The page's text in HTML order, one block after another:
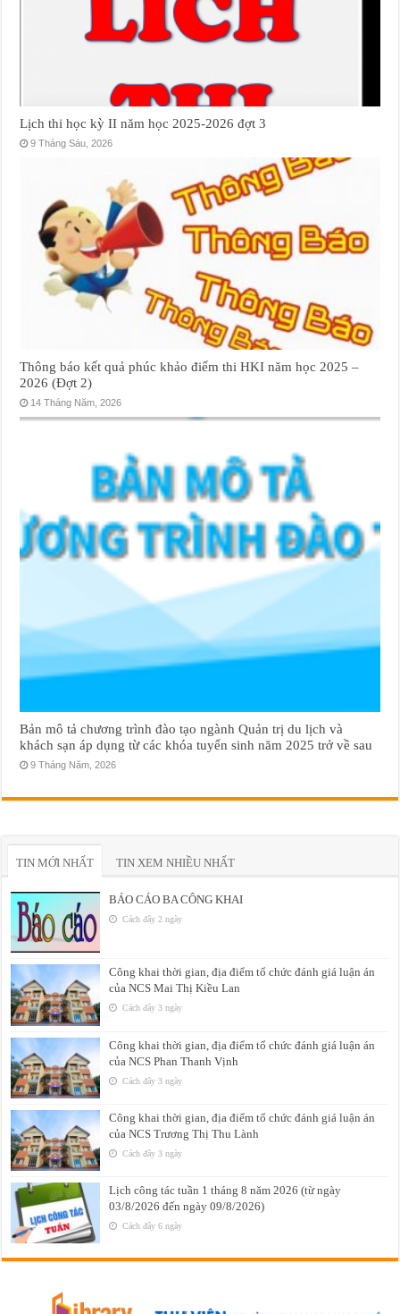
Lịch thi học kỳ II năm học 2025-2026 đợt 3
9 Tháng Sáu, 2026
Thông báo kết quả phúc khảo điểm thi HKI năm học 2025 –
2026 (Đợt 2)
14 Tháng Năm, 2026
Bản mô tả chương trình đào tạo ngành Quản trị du lịch và
khách sạn áp dụng từ các khóa tuyển sinh năm 2025 trở về sau
9 Tháng Năm, 2026
TIN MỚI NHẤT TIN XEM NHIỀU NHẤT
BÁO CÁO BA CÔNG KHAI
Cách đây 2 ngày
Công khai thời gian, địa điểm tổ chức đánh giá luận án
của NCS Mai Thị Kiều Lan
Cách đây 3 ngày
Công khai thời gian, địa điểm tổ chức đánh giá luận án
của NCS Phan Thanh Vịnh
Cách đây 3 ngày
Công khai thời gian, địa điểm tổ chức đánh giá luận án
của NCS Trương Thị Thu Lành
Cách đây 3 ngày
Lịch công tác tuần 1 tháng 8 năm 2026 (từ ngày
03/8/2026 đến ngày 09/8/2026)
Cách đây 6 ngày